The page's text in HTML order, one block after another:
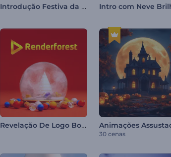
Introdução Festiva da Bola de Natal
Revelação De Logo Bola De Neve
30 cenas